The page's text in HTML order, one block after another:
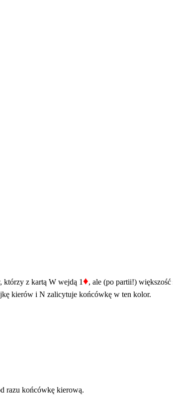
którzy z kartą W wejdą 1♦, ale (po partii!)
kierów i N zalicytuje końcówkę w ten kolor.
razu końcówkę kierową.